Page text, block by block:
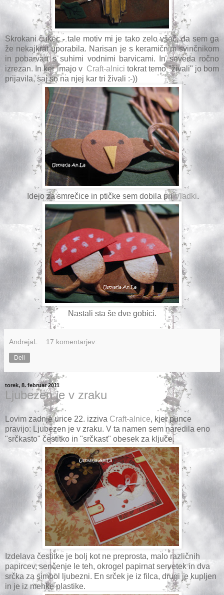
Skrokani čukec - tale motiv mi je tako zelo všeč, da sem ga
že nekajkrat uporabila. Narisan je s keramičnim svinčnikom
in pobarvan s suhimi vodnimi barvicami. In seveda ročno
izrezan. In ker imajo v Craft-alnici tokrat temo "živali" jo bom
prijavila, saj so na njej kar tri živali :-))
Idejo za smrečice in ptičke sem dobila priVladki.
Nastali sta še dve gobici.
AndrejaL 17 komentarjev:
Deli
torek, 8. februar 2011
Ljubezen je v zraku
Lovim zadnje urice 22. izziva Craft-alnice, kjer punce
pravijo: Ljubezen je v zraku. V ta namen sem naredila eno
"srčkasto" čestitko in "srčkast" obesek za ključe.
Izdelava čestitke je bolj kot ne preprosta, malo različnih
papircev, senčenje le teh, okrogel papirnat servetek in dva
srčka za simbol ljubezni. En srček je iz filca, drugi je kupljen
in je iz mehke plastike.